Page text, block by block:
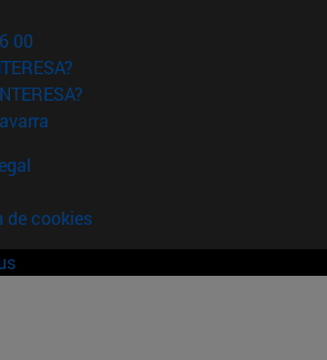
00
de cookies